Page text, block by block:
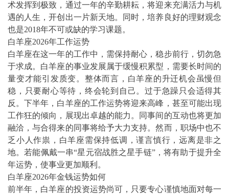
术发挥到极致，通过一年的辛勤耕耘，将迎来充满活力与机
遇的人生，开创出一片新天地。同时，培养良好的理财观念
也是2018年不可或缺的学习课题。
白羊座2026年工作运势
白羊座在这一年的工作中，需保持耐心，稳步前行，切勿急
于求成。白羊座的事业发展属于缓慢积累型，需要长时间的
量变才能引发质变。整体而言，白羊座的升迁机会虽慢但
稳，只要耐心等待，终会轮到自己。过于急躁只会适得其
反。下半年，白羊座的工作运势将迎来高峰，甚至可能出现
工作狂的倾向，展现出卓越的能力。同事间的互动也将更加
融洽，与合得来的同事将给予大力支持。然而，职场中也不
乏小人作祟，白羊座需保持低调，谨言慎行，远离是非之
地。若能佩戴一串“星元宿战胜之星手链”，将有助于提升全
年运势，使事业更加顺利。
白羊座2026年金钱运势如何
前半年，白羊座的投资运势尚可，只要专心谨慎地面对每一